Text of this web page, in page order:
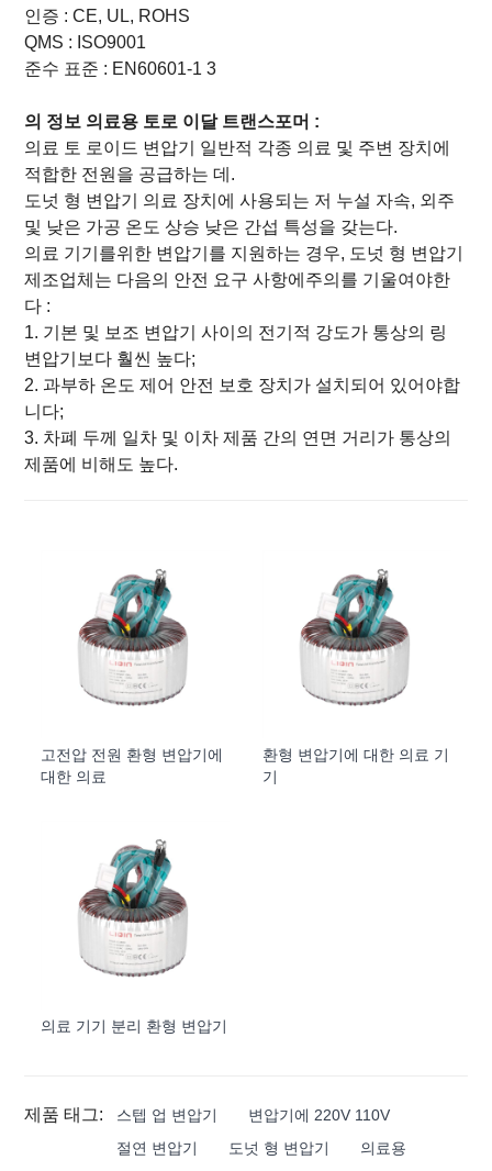
인증 :CE, UL, ROHS
QMS : ISO9001
준수 표준 : EN60601-1 3
의 정보 의료용 토로 이달 트랜스포머 :
의료 토 로이드 변압기 일반적 각종 의료 및 주변 장치에
적합한 전원을 공급하는 데.
도넛 형 변압기 의료 장치에 사용되는 저 누설 자속, 외주
및 낮은 가공 온도 상승 낮은 간섭 특성을 갖는다.
의료 기기를위한 변압기를 지원하는 경우, 도넛 형 변압기
제조업체는 다음의 안전 요구 사항에주의를 기울여야한
다 :
1. 기본 및 보조 변압기 사이의 전기적 강도가 통상의 링
변압기보다 훨씬 높다;
2. 과부하 온도 제어 안전 보호 장치가 설치되어 있어야합
니다;
3. 차폐 두께 일차 및 이차 제품 간의 연면 거리가 통상의
제품에 비해도 높다.
고전압 전원 환형 변압기에
대한 의료
환형 변압기에 대한 의료 기
기
의료 기기 분리 환형 변압기
제품 태그: 스텝 업 변압기
변압기에 220V 110V
절연 변압기
도넛 형 변압기 의료용